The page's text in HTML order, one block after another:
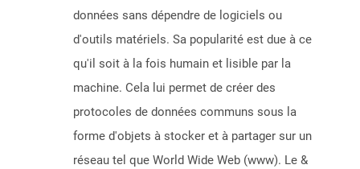
données sans dépendre de logiciels ou
d'outils matériels. Sa popularité est due à ce
qu'il soit à la fois humain et lisible par la
machine. Cela lui permet de créer des
protocoles de données communs sous la
forme d'objets à stocker et à partager sur un
réseau tel que World Wide Web (www). Le &